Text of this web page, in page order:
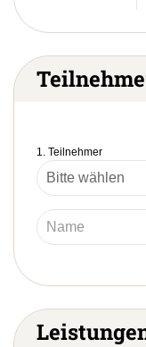
1. Teilnehmer